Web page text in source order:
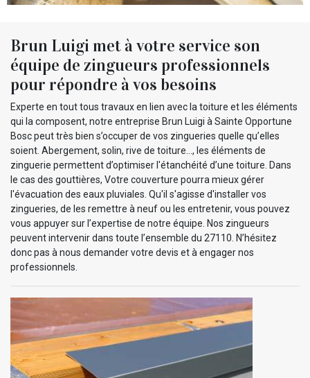
Brun Luigi met à votre service son
équipe de zingueurs professionnels
pour répondre à vos besoins
Experte en tout tous travaux en lien avec la toiture et les éléments
qui la composent, notre entreprise Brun Luigi à Sainte Opportune
Bosc peut très bien s’occuper de vos zingueries quelle qu’elles
soient. Abergement, solin, rive de toiture…, les éléments de
zinguerie permettent d’optimiser l'étanchéité d’une toiture. Dans
le cas des gouttières, Votre couverture pourra mieux gérer
l'évacuation des eaux pluviales. Qu'il s'agisse d'installer vos
zingueries, de les remettre à neuf ou les entretenir, vous pouvez
vous appuyer sur l’expertise de notre équipe. Nos zingueurs
peuvent intervenir dans toute l’ensemble du 27110. N’hésitez
donc pas à nous demander votre devis et à engager nos
professionnels.